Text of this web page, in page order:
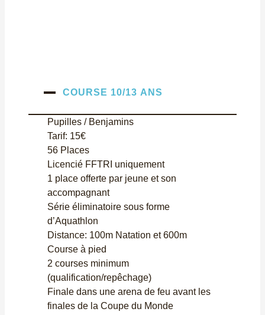
COURSE 10/13 ANS
Pupilles / Benjamins
Tarif: 15€
56 Places
Licencié FFTRI uniquement
1 place offerte par jeune et son
accompagnant
Série éliminatoire sous forme
d’Aquathlon
Distance: 100m Natation et 600m
Course à pied
2 courses minimum
(qualification/repêchage)
Finale dans une arena de feu avant les
finales de la Coupe du Monde